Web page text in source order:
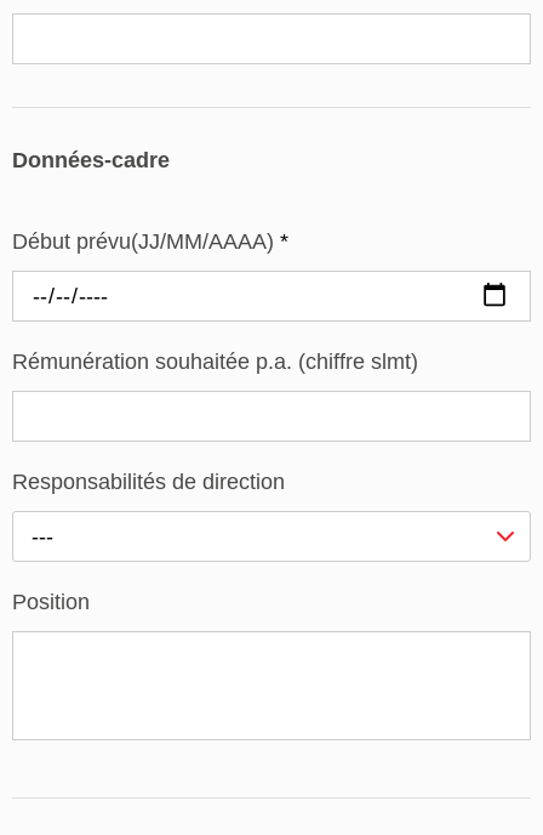
Données-cadre
Début prévu(JJ/MM/AAAA) *
Rémunération souhaitée p.a. (chiffre slmt)
Responsabilités de direction
---
Position